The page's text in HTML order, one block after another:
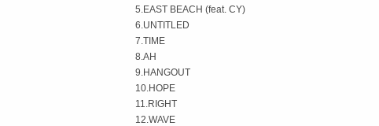
5.EAST BEACH (feat. CY)
6.UNTITLED
7.TIME
8.AH
9.HANGOUT
10.HOPE
11.RIGHT
12.WAVE